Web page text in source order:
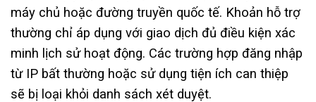
máy chủ hoặc đường truyền quốc tế. Khoản hỗ trợ
thường chỉ áp dụng với giao dịch đủ điều kiện xác
minh lịch sử hoạt động. Các trường hợp đăng nhập
từ IP bất thường hoặc sử dụng tiện ích can thiệp
sẽ bị loại khỏi danh sách xét duyệt.